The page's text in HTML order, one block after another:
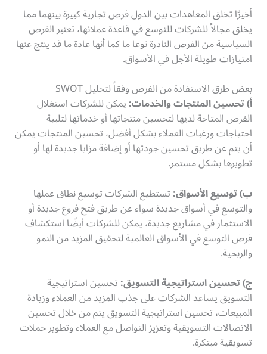
أخيرًا تخلق المعاهدات بين الدول فرص تجارية كبيرة بينهما مما
يخلق مجالاً للشركات للتوسع في قاعدة عملائها، تعتبر الفرص
السياسية من الفرص النادرة نوعا ما كما أنها عادة ما قد ينتج عنها
امتيازات طويلة الأجل في الأسواق.
بعض طرق الاستفادة من الفرص وفقاً لتحليل SWOT
أ) تحسين المنتجات والخدمات:يمكن للشركات استغلال
الفرص المتاحة لديها لتحسين منتجاتها أو خدماتها لتلبية
احتياجات ورغبات العملاء بشكل أفضل، تحسين المنتجات يمكن
أن يتم عن طريق تحسين جودتها أو إضافة مزايا جديدة لها أو
تطويرها بشكل مستمر.
ب) توسيع الأسواق:تستطيع الشركات توسيع نطاق عملها
والتوسع في أسواق جديدة سواء عن طريق فتح فروع جديدة أو
الاستثمار في مشاريع جديدة، يمكن للشركات أيضًا استكشاف
فرص التوسع في الأسواق العالمية لتحقيق المزيد من النمو
والربحية.
ج) تحسين استراتيجية التسويق:تحسين استراتيجية
التسويق يساعد الشركات على جذب المزيد من العملاء وزيادة
المبيعات، تحسين استراتيجية التسويق يتم من خلال تحسين
الاتصالات التسويقية وتعزيز التواصل مع العملاء وتطوير حملات
تسويقية مبتكرة.